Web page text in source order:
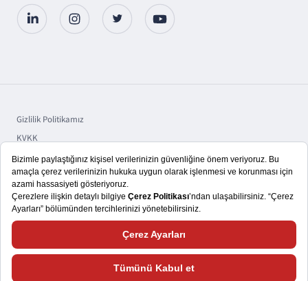
Gizlilik Politikamız
KVKK
Sorumluluk
Bilgi Toplumu Hizmetleri
Size daha iyi bir kullanıcı deneyimi yaşatmayı hedefliyoruz. Bu nedenle,
çerezlerden ve web sitemizle nasıl etkileşimde bulunduğunuza ilişkin verileri